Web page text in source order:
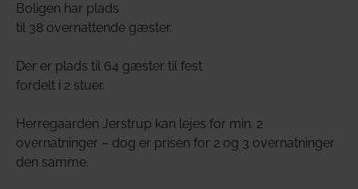
Boligen har plads
til 38 overnattende gæster.
Der er plads til 64 gæster til fest
fordelt i 2 stuer.
Herregaarden Jerstrup kan lejes for min. 2
overnatninger – dog er prisen for 2 og 3 overnatninger
den samme.